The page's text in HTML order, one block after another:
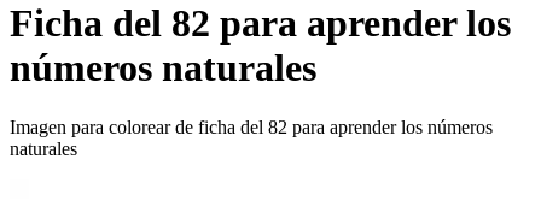
Ficha del 82 para aprender los
números naturales
Imagen para colorear de ficha del 82 para aprender los números
naturales